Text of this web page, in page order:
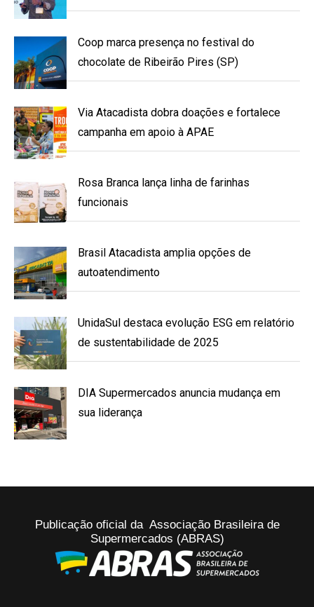
Coop marca presença no festival do
chocolate de Ribeirão Pires (SP)
Via Atacadista dobra doações e fortalece
campanha em apoio à APAE
Rosa Branca lança linha de farinhas
funcionais
Brasil Atacadista amplia opções de
autoatendimento
UnidaSul destaca evolução ESG em relatório
de sustentabilidade de 2025
DIA Supermercados anuncia mudança em
sua liderança
Publicação oficial da Associação Brasileira de
Supermercados (ABRAS)